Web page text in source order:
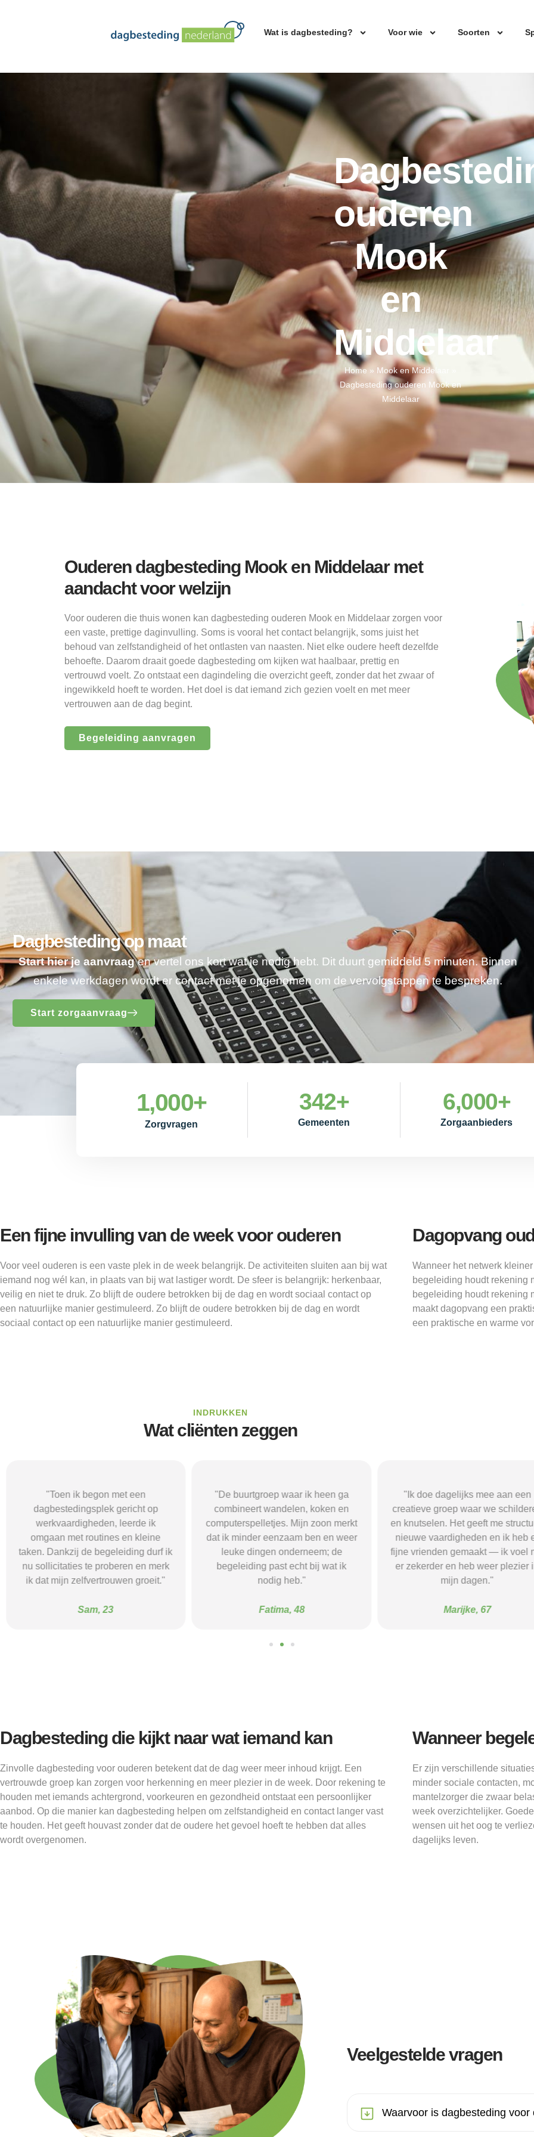
Wat is dagbesteding? Voor wie Soorten
ouderen
Mook
en
Middelaar
Home » Mook en Middelaar
Dagbesteding ouderen Mook en
Middelaar
Ouderen dagbesteding Mook en Middelaar met
aandacht voor welzijn
Voor ouderen die thuis wonen kan dagbesteding ouderen Mook en Middelaar zorgen voor
een vaste, prettige daginvulling. Soms is vooral het contact belangrijk, soms juist het
behoud van zelfstandigheid of het ontlasten van naasten. Niet elke oudere heeft dezelfde
behoefte. Daarom draait goede dagbesteding om kijken wat haalbaar, prettig en
vertrouwd voelt. Zo ontstaat een dagindeling die overzicht geeft, zonder dat het zwaar of
ingewikkeld hoeft te worden. Het doel is dat iemand zich gezien voelt en met meer
vertrouwen aan de dag begint.
Begeleiding aanvragen
Dagbesteding op maat
Start hier je aanvraagen vertel ons kort wat je nodig hebt. Dit duurt gemiddeld 5 minuten. Binnen
enkele werkdagen wordt er contact met je opgenomen om de vervolgstappen te bespreken.
Start zorgaanvraag
Zorgvragen
1,000+
Gemeenten
342+
Zorgaanbieders
6,000+
Een fijne invulling van de week voor ouderen
Voor veel ouderen is een vaste plek in de week belangrijk. De activiteiten sluiten aan bij wat
iemand nog wél kan, in plaats van bij wat lastiger wordt. De sfeer is belangrijk: herkenbaar,
veilig en niet te druk. Zo blijft de oudere betrokken bij de dag en wordt sociaal contact op
een natuurlijke manier gestimuleerd. Zo blijft de oudere betrokken bij de dag en wordt
sociaal contact op een natuurlijke manier gestimuleerd.
Dagopvang
Wanneer het netwerk
begeleiding houdt rekening
begeleiding houdt rekening
maakt dagopvang een
een praktische en warme
INDRUKKEN
Wat cliënten zeggen
"Toen ik begon met een
dagbestedingsplek gericht op
werkvaardigheden, leerde ik
omgaan met routines en kleine
taken. Dankzij de begeleiding durf ik
nu sollicitaties te proberen en merk
ik dat mijn zelfvertrouwen groeit."
Sam, 23
"De buurtgroep waar ik heen ga
combineert wandelen, koken en
computerspelletjes. Mijn zoon merkt
dat ik minder eenzaam ben en weer
leuke dingen onderneem; de
begeleiding past echt bij wat ik
nodig heb."
Fatima, 48
"Ik doe dagelijks mee aan een
creatieve groep waar we
en knutselen. Het geeft me
nieuwe vaardigheden en ik heb
fijne vrienden gemaakt — ik voel
er zekerder en heb weer plezier
mijn dagen."
Marijke, 67
Dagbesteding die kijkt naar wat iemand kan
Zinvolle dagbesteding voor ouderen betekent dat de dag weer meer inhoud krijgt. Een
vertrouwde groep kan zorgen voor herkenning en meer plezier in de week. Door rekening te
houden met iemands achtergrond, voorkeuren en gezondheid ontstaat een persoonlijker
aanbod. Op die manier kan dagbesteding helpen om zelfstandigheid en contact langer vast
te houden. Het geeft houvast zonder dat de oudere het gevoel hoeft te hebben dat alles
wordt overgenomen.
Wanneer
Er zijn verschillende
minder sociale contacten,
mantelzorger die zwaar
week overzichtelijker.
wensen uit het oog te
dagelijks leven.
Veelgestelde vragen
Waarvoor is dagbesteding